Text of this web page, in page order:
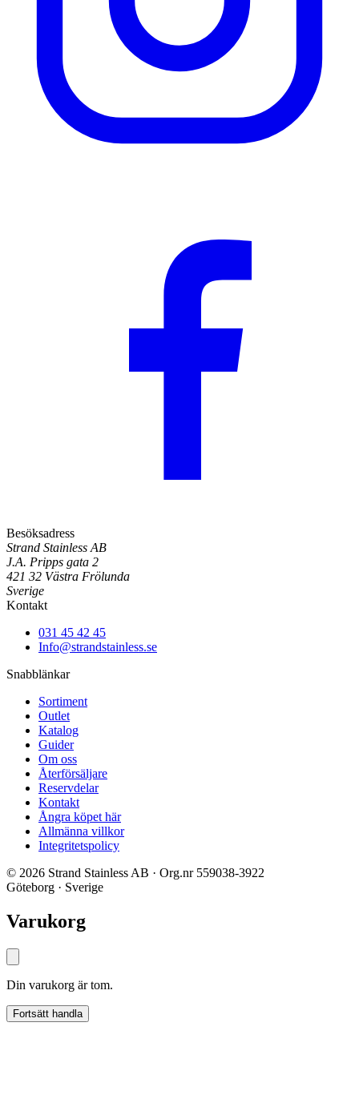
Besöksadress
Strand Stainless AB
J.A. Pripps gata 2
421 32 Västra Frölunda
Sverige
Kontakt
031 45 42 45
Info@strandstainless.se
Snabblänkar
Sortiment
Outlet
Katalog
Guider
Om oss
Återförsäljare
Reservdelar
Kontakt
Ångra köpet här
Allmänna villkor
Integritetspolicy
© 2026 Strand Stainless AB · Org.nr 559038-3922
Göteborg · Sverige
Varukorg
Din varukorg är tom.
Fortsätt handla